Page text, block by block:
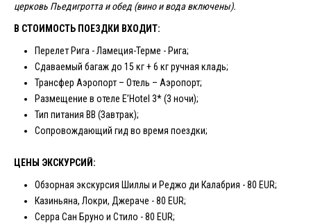
церковь Пьедигротта и обед (вино и вода включены).
В СТОИМОСТЬ ПОЕЗДКИ ВХОДИТ:
Перелет Рига - Ламеция-Терме - Рига;
Сдаваемый багаж до 15 кг + 6 кг ручная кладь;
Трансфер Аэропорт – Отель – Аэропорт;
Размещение в отеле E’Hotel 3* (3 ночи);
Тип питания BB (Завтрак);
Сопровождающий гид во время поездки;
ЦЕНЫ ЭКСКУРСИЙ:
Обзорная экскурсия Шиллы и Реджо ди Калабрия - 80 EUR;
Казиньяна, Локри, Джераче - 80 EUR;
Серра Сан Бруно и Стило - 80 EUR;